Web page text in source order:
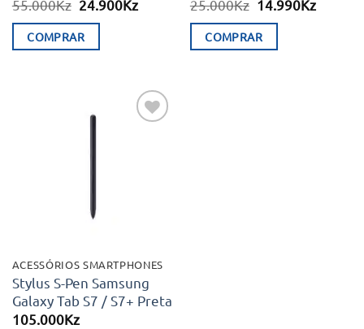
55.000Kz O
original
era:
24.900KzO
COMPRAR
25.000Kz O
original
era:
14.990KzO
COMPRAR
ACESSÓRIOS SMARTPHONES
Stylus S-Pen Samsung
Galaxy Tab S7 / S7+ Preta
105.000Kz